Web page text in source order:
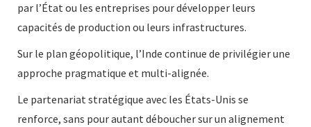
par l’État ou les entreprises pour développer leurs
capacités de production ou leurs infrastructures.
Sur le plan géopolitique, l’Inde continue de privilégier une
approche pragmatique et multi-alignée.
Le partenariat stratégique avec les États-Unis se
renforce, sans pour autant déboucher sur un alignement